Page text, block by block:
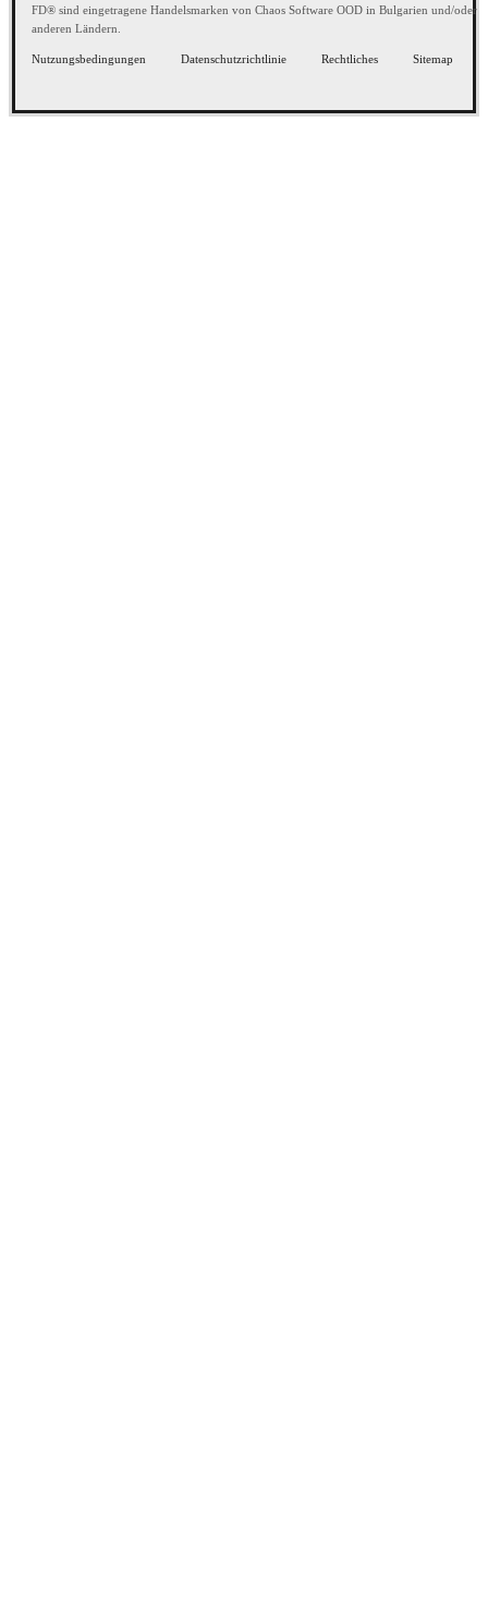
FD® sind eingetragene Handelsmarken von Chaos Software OOD in Bulgarien und/oder
anderen Ländern.
Nutzungsbedingungen Datenschutzrichtlinie Rechtliches Sitemap